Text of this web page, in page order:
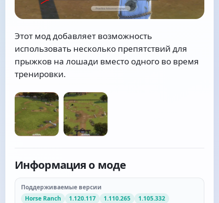
Этот мод добавляет возможность
использовать несколько препятствий для
прыжков на лошади вместо одного во время
тренировки.
Информация о моде
Поддерживаемые версии
Horse Ranch
1.120.117 1.110.265
1.105.332